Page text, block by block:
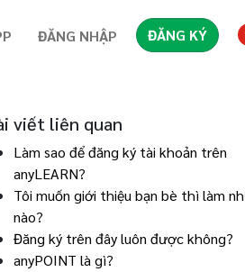
ĐĂNG NHẬP ĐĂNG KÝ
viết liên quan
Làm sao để đăng ký tài khoản trên
anyLEARN?
Tôi muốn giới thiệu bạn bè thì làm
nào?
Đăng ký trên đây luôn được không?
anyPOINT là gì?